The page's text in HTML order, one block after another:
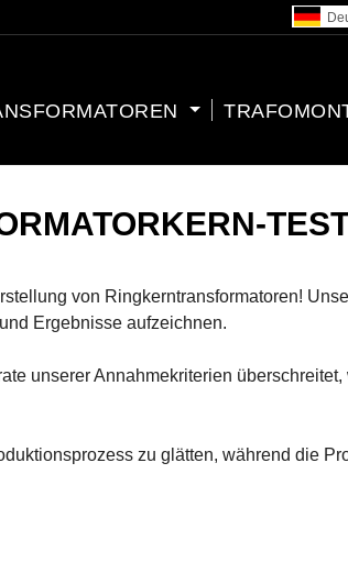
von Ringkerntransformatoren!
Ergebnisse aufzeichnen.
unserer Annahmekriterien
zu glätten, während die